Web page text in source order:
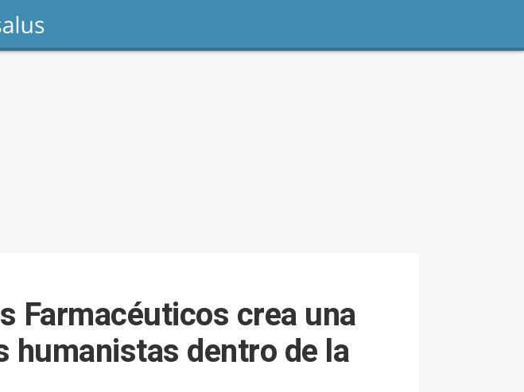
Farmacéuticos crea una
humanistas dentro de la